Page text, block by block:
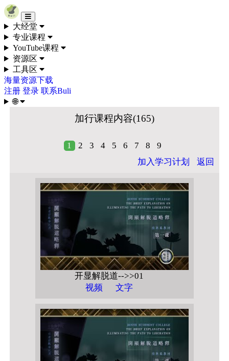
Skip to content
大经堂
专业课程
YouTube课程
资源区
工具区
海量资源下载
注册 登录 联系Buli
🌐
加行课程内容(165)
1 2 3 4 5 6 7 8
9
加入学习计划
返回
开显解脱道-->>01
视频
文字